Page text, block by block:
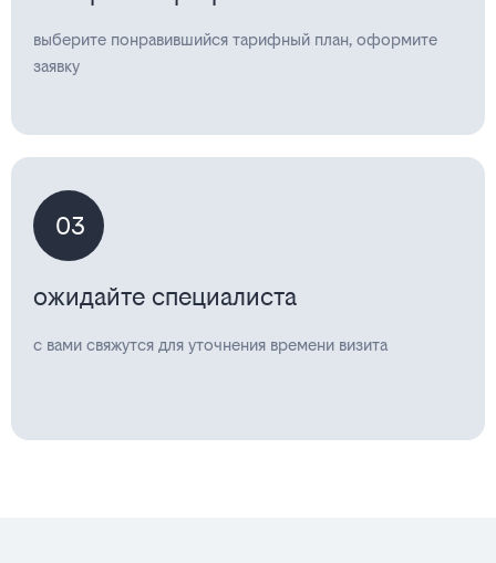
выберите понравившийся тарифный план, оформите
заявку
03
ожидайте специалиста
с вами свяжутся для уточнения времени визита